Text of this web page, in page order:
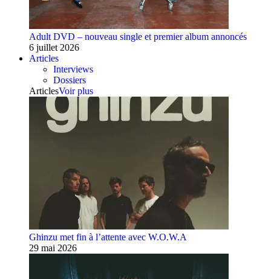
Adult DVD – nouveau single et premier album annoncés
6 juillet 2026
Articles
Interviews
Dossiers
ArticlesVoir plus
Ghinzu met fin à l’attente avec W.O.W.A
29 mai 2026